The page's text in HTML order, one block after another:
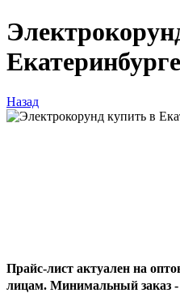
Екатеринбурге
Назад
Прайс-лист актуален на
лицам. Минимальный заказ -